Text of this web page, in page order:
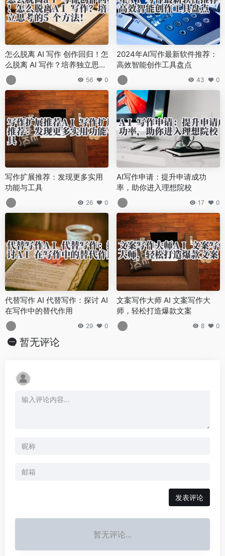
怎么脱离 AI 写作 创作回归！怎
么脱离 AI 写作？培养独立思考
的 5 个方法！
56 0
2024年AI写作最新软件推荐：
高效智能创作工具盘点
43 0
写作扩展推荐：发现更多实用
功能与工具
26 0
AI写作申请：提升申请成功
率，助你进入理想院校
17 0
代替写作 AI 代替写作：探讨 AI
在写作中的替代作用
29 0
文案写作大师 AI 文案写作大
师，轻松打造爆款文案
8 0
暂无评论
发表评论
暂无评论...